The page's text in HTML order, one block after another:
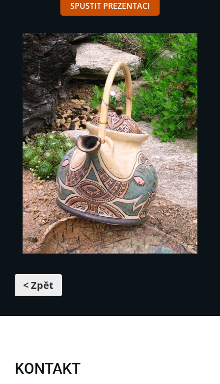
SPUSTIT PREZENTACI
< Zpět
KONTAKT